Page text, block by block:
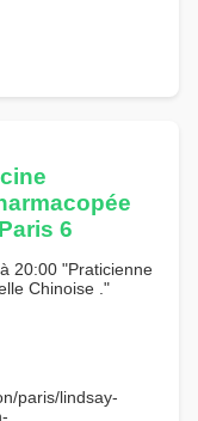
6
20:00 "Praticienne
Chinoise ."
paris/lindsay-